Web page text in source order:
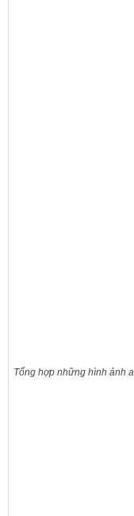
Tổng hợp những hình ảnh